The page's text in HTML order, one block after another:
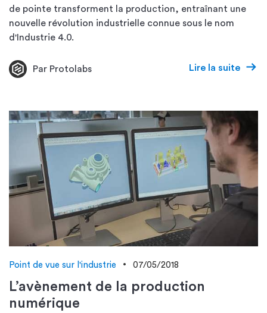
de pointe transforment la production, entraînant une
nouvelle révolution industrielle connue sous le nom
d'Industrie 4.0.
Par Protolabs Lire la suite
Point de vue sur l'industrie 07/05/2018
L’avènement de la production
numérique